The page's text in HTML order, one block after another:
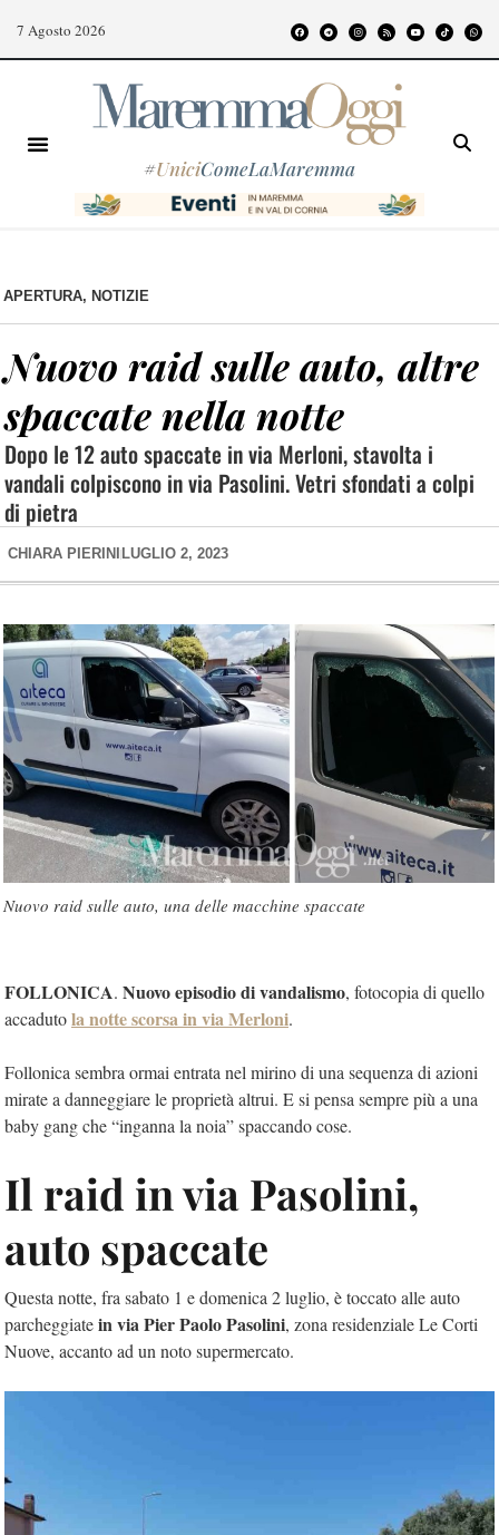
7 Agosto 2026
#UniciComeLaMaremma
APERTURA, NOTIZIE
Nuovo raid sulle auto, altre
spaccate nella notte
Dopo le 12 auto spaccate in via Merloni, stavolta i
vandali colpiscono in via Pasolini. Vetri sfondati a colpi
di pietra
CHIARA PIERINI LUGLIO 2, 2023
Nuovo raid sulle auto, una delle macchine spaccate
FOLLONICA. Nuovo episodio di vandalismo, fotocopia di quello
accadutola notte scorsa in via Merloni.
Follonica sembra ormai entrata nel mirino di una sequenza di azioni
mirate a danneggiare le proprietà altrui. E si pensa sempre più a una
baby gang che “inganna la noia” spaccando cose.
Il raid in via Pasolini,
auto spaccate
Questa notte, fra sabato 1 e domenica 2 luglio, è toccato alle auto
parcheggiatein via Pier Paolo Pasolini, zona residenziale Le Corti
Nuove, accanto ad un noto supermercato.